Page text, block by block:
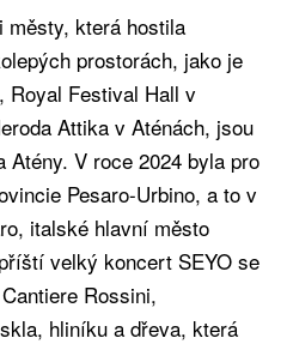
která hostila
prostorách, jako je
Royal Festival Hall v
Attika v Aténách, jsou
Atény. V roce 2024 byla pro
Pesaro-Urbino, a to v
italské hlavní město
velký koncert SEYO se
Rossini,
hliníku a dřeva, která